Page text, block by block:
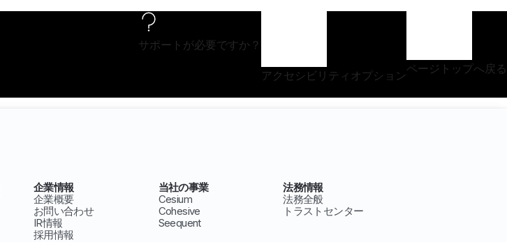
サポートが必要ですか？
アクセシビリティオプションページトップへ戻る
企業情報
企業概要
お問い合わせ
IR情報
採用情報
当社の事業
Cesium
Cohesive
Seequent
法務情報
法務全般
トラストセンター